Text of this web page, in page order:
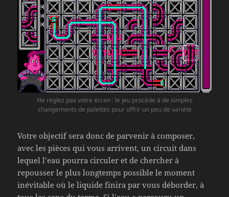
Ne réglez pas votre écran : le jeu procède à de simples
changements de palettes pour offrir un peu de variété
Votre objectif sera donc de parvenir à composer,
avec les pièces qui vous arrivent, un circuit dans
lequel l’eau pourra circuler et de chercher à
repousser le plus longtemps possible le moment
inévitable où le liquide finira par vous déborder, à